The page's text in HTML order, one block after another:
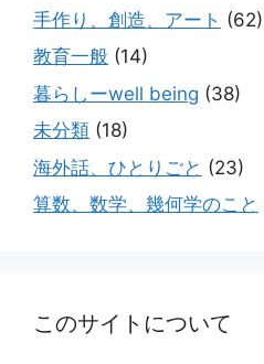
手作り、創造、アート (62)
教育一般 (14)
暮らしーwell being (38)
未分類 (18)
海外話、ひとりごと (23)
算数、数学、幾何学のこと
このサイトについて